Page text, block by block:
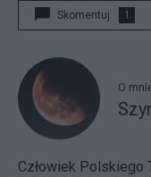
Skomentuj 1
O
Człowiek Polskiego